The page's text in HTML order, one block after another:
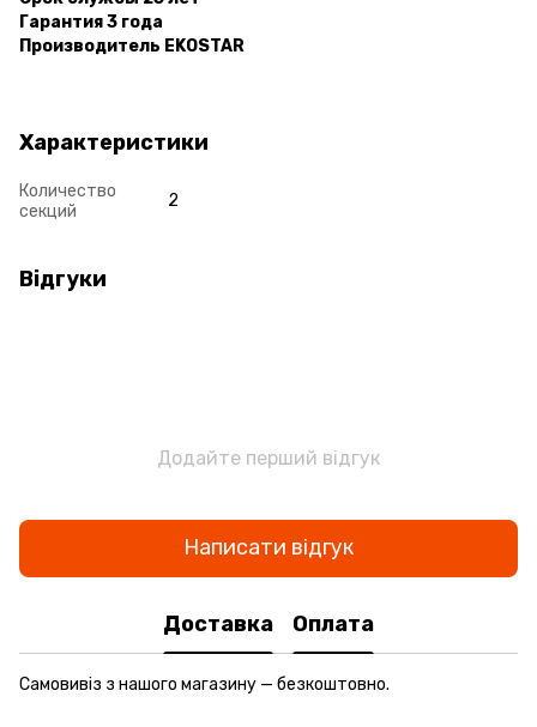
Гарантия 3 года
Производитель EKOSTAR
Характеристики
Количество
секций
2
Відгуки
Додайте перший відгук
Написати відгук
Доставка Оплата
Самовивіз з нашого магазину — безкоштовно.